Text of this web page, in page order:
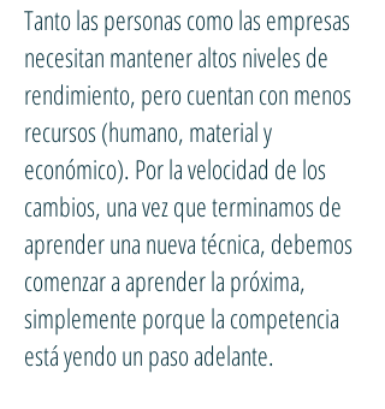
Tanto las personas como las empresas
necesitan mantener altos niveles de
rendimiento, pero cuentan con menos
recursos (humano, material y
económico). Por la velocidad de los
cambios, una vez que terminamos de
aprender una nueva técnica, debemos
comenzar a aprender la próxima,
simplemente porque la competencia
está yendo un paso adelante.